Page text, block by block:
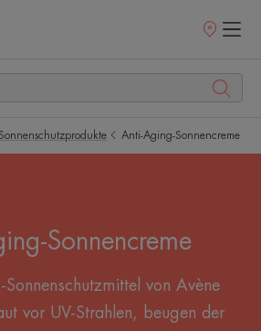
Anti-Aging-Sonnencreme
Sonnencreme
von Avène
vor UV-Strahlen, beugen der